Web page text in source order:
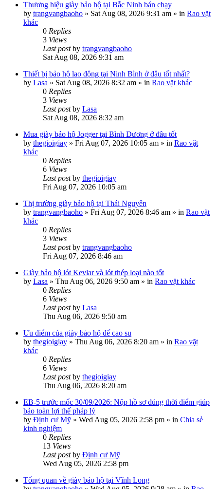
Thương hiệu giày bảo hộ tại Bắc Ninh bán chạy
by trangvangbaoho » Sat Aug 08, 2026 9:31 am » in Rao vặt
khác
0 Replies
3 Views
Last postby trangvangbaoho
Sat Aug 08, 2026 9:31 am
Thiết bị bảo hộ lao động tại Ninh Bình ở đâu tốt nhất?
by Lasa » Sat Aug 08, 2026 8:32 am » in Rao vặt khác
0 Replies
3 Views
Last postby Lasa
Sat Aug 08, 2026 8:32 am
Mua giày bảo hộ Jogger tại Bình Dương ở đâu tốt
by thegioigiay » Fri Aug 07, 2026 10:05 am » in Rao vặt
khác
0 Replies
6 Views
Last postby thegioigiay
Fri Aug 07, 2026 10:05 am
Thị trường giày bảo hộ tại Thái Nguyên
by trangvangbaoho » Fri Aug 07, 2026 8:46 am » in Rao vặt
khác
0 Replies
3 Views
Last postby trangvangbaoho
Fri Aug 07, 2026 8:46 am
Giày bảo hộ lót Kevlar và lót thép loại nào tốt
by Lasa » Thu Aug 06, 2026 9:50 am » in Rao vặt khác
0 Replies
6 Views
Last postby Lasa
Thu Aug 06, 2026 9:50 am
Ưu điểm của giày bảo hộ đế cao su
by thegioigiay » Thu Aug 06, 2026 8:20 am » in Rao vặt
khác
0 Replies
6 Views
Last postby thegioigiay
Thu Aug 06, 2026 8:20 am
EB-5 trước mốc 30/09/2026: Nộp hồ sơ đúng thời điểm giúp
bảo toàn lợi thế pháp lý
by Định cư Mỹ » Wed Aug 05, 2026 2:58 pm » in Chia sẻ
kinh nghiệm
0 Replies
13 Views
Last postby Định cư Mỹ
Wed Aug 05, 2026 2:58 pm
Tổng quan về giày bảo hộ tại Vĩnh Long